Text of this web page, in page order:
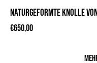
NATURGEFORMTE KNOLLE
€650,00